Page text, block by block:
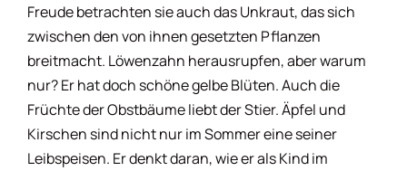
Frauenhoroskop
Freundschaftshoroskop
Freude betrachten sie auch das Unkraut, das sich
zwischen den von ihnen gesetzten Pflanzen
breitmacht. Löwenzahn herausrupfen, aber warum
nur? Er hat doch schöne gelbe Blüten. Auch die
Früchte der Obstbäume liebt der Stier. Äpfel und
Kirschen sind nicht nur im Sommer eine seiner
Leibspeisen. Er denkt daran, wie er als Kind im